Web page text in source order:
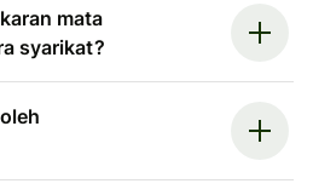
mata
syarikat?